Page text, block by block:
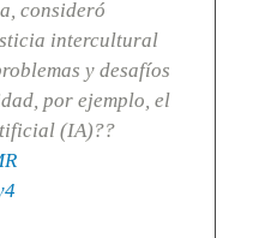
consideró
intercultural
y desafíos
por ejemplo, el
(IA)??